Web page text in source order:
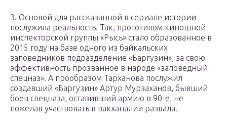
3. Основой для рассказанной в сериале истории
послужила реальность. Так, прототипом киношной
инспекторской группы «Рысь» стало образованное в
2015 году на базе одного из байкальских
заповедников подразделение «Баргузин», за свою
эффективность прозванное в народе «заповедный
спецназ». А прообразом Тарханова послужил
создавший «Баргузин» Артур Мурзаханов, бывший
боец спецназа, оставивший армию в 90-е, не
пожелав участвовать в вакханалии развала.